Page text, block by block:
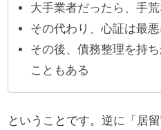
大手業者だったら、手
その代わり、心証は最
その後、債務整理を持
こともある
ということです。逆に「居